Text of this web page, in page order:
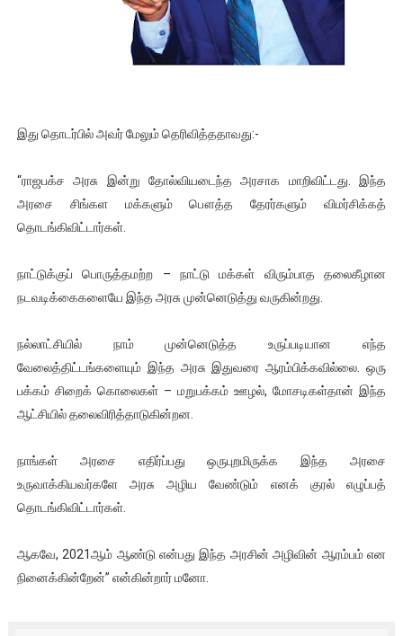
ஜனாதிபதி ஐக்கிய நாடுகளின் பொதுச் சபை கூட்டத்தில் இன்று
32 CM விநோத கன்றுக்குட்டி! (வீடியோ)
அல்வா கொடுக்கின்றது இலங்கை!
2ஆம் நாள் உக்ரைன் யுத்தம்!! எங்களைத் தனிமையில்
இது தொடர்பில் அவர் மேலும் தெரிவித்ததாவது:-
“ராஜபக்ச அரசு இன்று தோல்வியடைந்த அரசாக மாறிவிட்டது. இந்த
அரசை சிங்கள மக்களும் பௌத்த தேரர்களும் விமர்சிக்கத்
தொடங்கிவிட்டார்கள்.
நாட்டுக்குப் பொருத்தமற்ற – நாட்டு மக்கள் விரும்பாத தலைகீழான
நடவடிக்கைகளையே இந்த அரசு முன்னெடுத்து வருகின்றது.
நல்லாட்சியில் நாம் முன்னெடுத்த உருப்படியான எந்த
வேலைத்திட்டங்களையும் இந்த அரசு இதுவரை ஆரம்பிக்கவில்லை. ஒரு
பக்கம் சிறைக் கொலைகள் – மறுபக்கம் ஊழல், மோசடிகள்தான் இந்த
ஆட்சியில் தலைவிரித்தாடுகின்றன.
நாங்கள் அரசை எதிர்ப்பது ஒருபுறமிருக்க இந்த அரசை
உருவாக்கியவர்களே அரசு அழிய வேண்டும் எனக் குரல் எழுப்பத்
தொடங்கிவிட்டார்கள்.
ஆகவே, 2021ஆம் ஆண்டு என்பது இந்த அரசின் அழிவின் ஆரம்பம் என
நினைக்கின்றேன்” என்கின்றார் மனோ.